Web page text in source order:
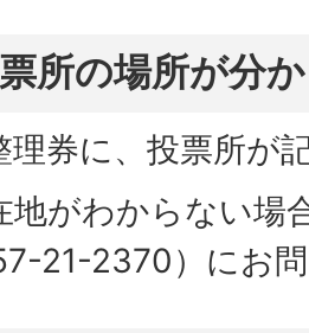
所の場所が分
理券に、投票所が
地がわからない場
21-2370）にお